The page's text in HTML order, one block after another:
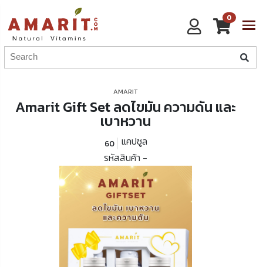
0
AMARIT
Amarit Gift Set ลดไขมัน ความดัน และ
เบาหวาน
60
แคปซูล
รหัสสินค้า -